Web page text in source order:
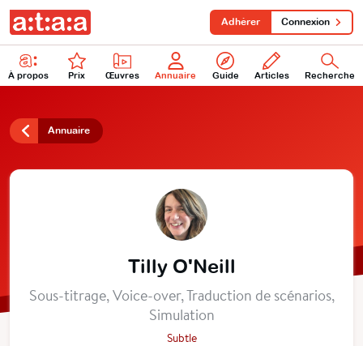
À propos Prix Œuvres Annuaire Guide Articles Recherche
Adhérer Connexion
Annuaire
Tilly O'Neill
Sous-titrage, Voice-over, Traduction de scénarios,
Simulation
Subtle